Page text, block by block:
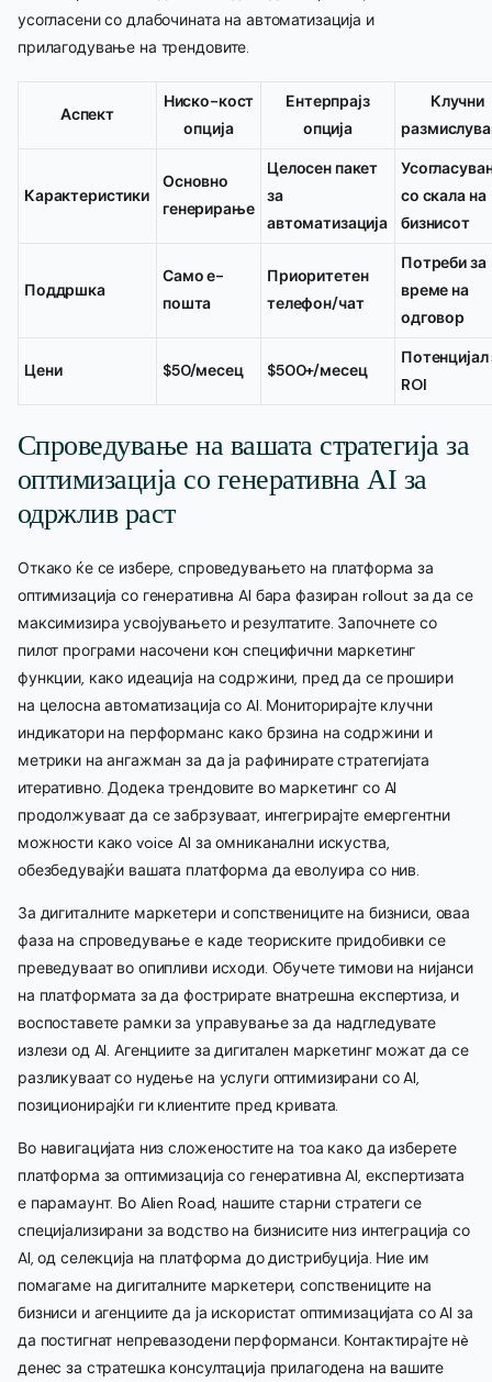
усогласени со длабочината на автоматизација и
прилагодување на трендовите.
Аспект
Ниско-кост
опција
Ентерпрајз
опција
Клучни
Карактеристики
Основно
генерирање
Целосен пакет
за
автоматизација
со скала на
бизнисот
Поддршка
Само е-
пошта
Приоритетен
телефон/чат
Потреби за
време на
одговор
Цени $50/месец $500+/месец
Потенцијал
ROI
Спроведување на вашата стратегија за
оптимизација со генеративна AI за
одржлив раст
Откако ќе се избере, спроведувањето на платформа за
оптимизација со генеративна AI бара фазиран rollout за да се
максимизира усвојувањето и резултатите. Започнете со
пилот програми насочени кон специфични маркетинг
функции, како идеација на содржини, пред да се прошири
на целосна автоматизација со AI. Мониторирајте клучни
индикатори на перформанс како брзина на содржини и
метрики на ангажман за да ја рафинирате стратегијата
итеративно. Додека трендовите во маркетинг со AI
продолжуваат да се забрзуваат, интегрирајте емергентни
можности како voice AI за омниканални искуства,
обезбедувајќи вашата платформа да еволуира со нив.
За дигиталните маркетери и сопствениците на бизниси, оваа
фаза на спроведување е каде теориските придобивки се
преведуваат во опипливи исходи. Обучете тимови на нијанси
на платформата за да фострирате внатрешна експертиза, и
воспоставете рамки за управување за да надгледувате
излези од AI. Агенциите за дигитален маркетинг можат да се
разликуваат со нудење на услуги оптимизирани со AI,
позиционирајќи ги клиентите пред кривата.
Во навигацијата низ сложеностите на тоа како да изберете
платформа за оптимизација со генеративна AI, експертизата
е парамаунт. Во Alien Road, нашите старни стратеги се
специјализирани за водство на бизнисите низ интеграција со
AI, од селекција на платформа до дистрибуција. Ние им
помагаме на дигиталните маркетери, сопствениците на
бизниси и агенциите да ја искористат оптимизацијата со AI за
да постигнат непревазодени перформанси. Контактирајте нè
денес за стратешка консултација прилагодена на вашите